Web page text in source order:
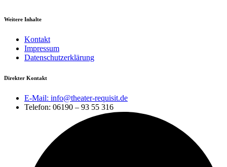
Weitere Inhalte
Kontakt
Impressum
Datenschutzerklärung
Direkter Kontakt
E-Mail: info@theater-requisit.de
Telefon: 06190 – 93 55 316